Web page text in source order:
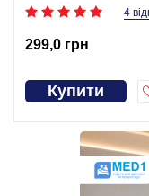
4
299,0 грн
Купити